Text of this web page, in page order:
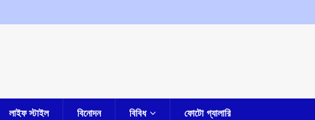
লাইফ স্টাইল বিনোদন বিবিধ ফোটো গ্যালারি